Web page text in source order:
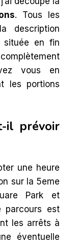
. Tous les
description
située en fin
vous en
les portions
il prévoir
une heure
sur la 5eme
Park et
parcours est
les arrêts à
éventuelle